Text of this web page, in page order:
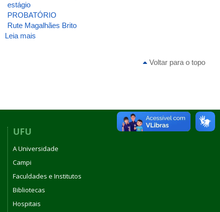
estágio
PROBATÓRIO
Rute Magalhães Brito
Leia mais
CONSELHO
GENÉTICA
DA
UNIVERSIDADE
FEDERAL
Voltar para o topo
UFU
A Universidade
Campi
Faculdades e Institutos
Bibliotecas
Hospitais